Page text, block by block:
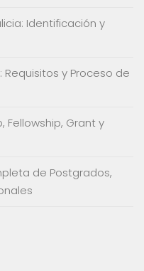
Identificación y
y Proceso de
Fellowship, Grant y
de Postgrados,